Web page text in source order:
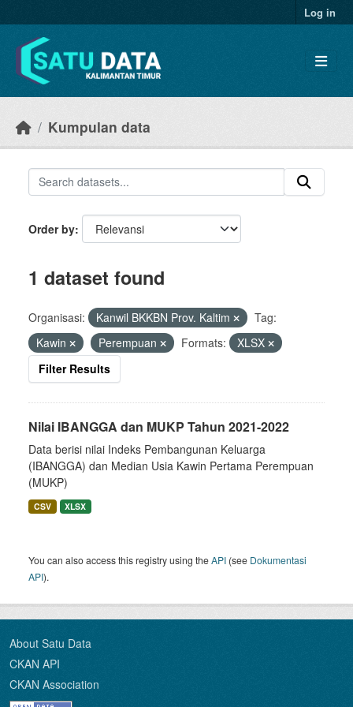
Log in
Kumpulan data
Order by
1 dataset found
Organisasi: Kanwil BKKBN Prov. Kaltim
Tag:
Kawin
Perempuan Formats:
XLSX
Filter Results
Nilai IBANGGA dan MUKP Tahun 2021-2022
Data berisi nilai Indeks Pembangunan Keluarga
(IBANGGA) dan Median Usia Kawin Pertama Perempuan
(MUKP)
CSV XLSX
You can also access this registry using theAPI (see Dokumentasi
API).
About Satu Data
CKAN API
CKAN Association